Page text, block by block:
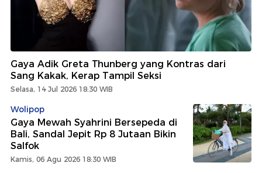
Gaya Adik Greta Thunberg yang Kontras dari
Sang Kakak, Kerap Tampil Seksi
Selasa, 14 Jul 2026 18:30 WIB
Wolipop
Gaya Mewah Syahrini Bersepeda di
Bali, Sandal Jepit Rp 8 Jutaan Bikin
Salfok
Kamis, 06 Agu 2026 18:30 WIB